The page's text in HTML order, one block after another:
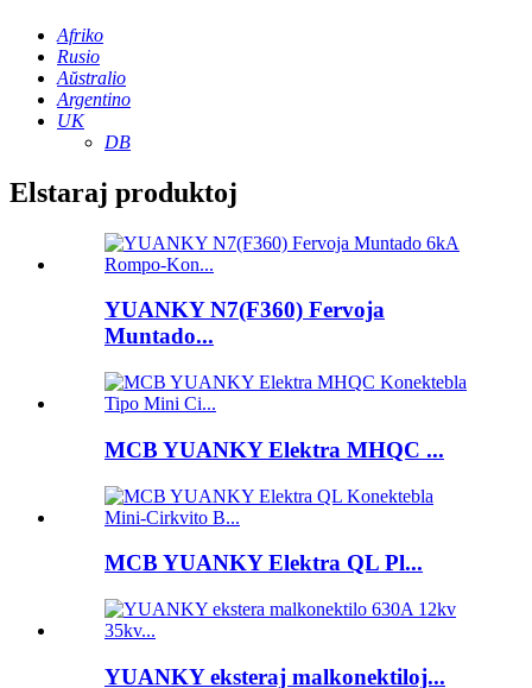
Afriko
Rusio
Aŭstralio
Argentino
UK
DB
Elstaraj produktoj
YUANKY N7(F360) Fervoja
Muntado...
MCB YUANKY Elektra MHQC ...
MCB YUANKY Elektra QL Pl...
YUANKY eksteraj malkonektiloj...